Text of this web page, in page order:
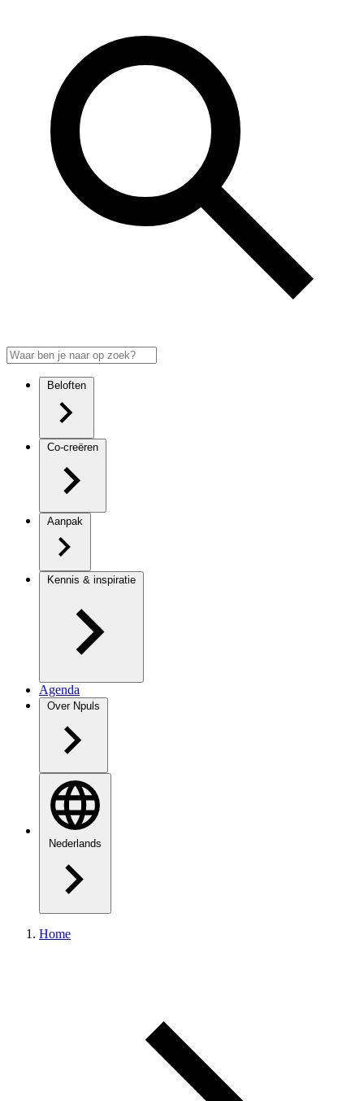
Beloften
Co-creëren
Aanpak
Kennis & inspiratie
Agenda
Over Npuls
Nederlands
Home